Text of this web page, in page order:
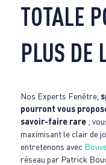
TOTALE
PLUS DE
Nos Experts Fenêtre,
pourront vous
savoir-faire rare;
maximisant le clair de
entretenons avec
réseau par Patrick